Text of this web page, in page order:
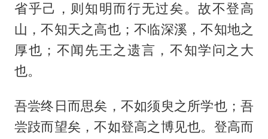
省乎己，则知明而行无过矣。故不登高
山，不知天之高也；不临深溪，不知地之
厚也；不闻先王之遗言，不知学问之大
也。
吾尝终日而思矣，不如须臾之所学也；吾
尝跂而望矣，不如登高之博见也。登高而